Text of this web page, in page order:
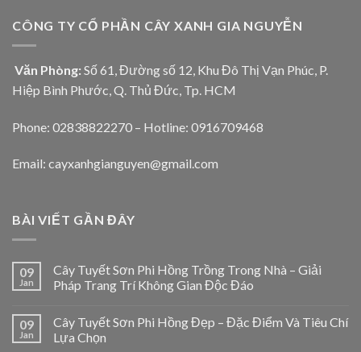
CÔNG TY CỔ PHẦN CÂY XANH GIA NGUYỄN
Văn Phòng: Số 61, Đường số 12, Khu Đô Thị Vạn Phúc, P.
Hiệp Bình Phước, Q. Thủ Đức, Tp. HCM
Phone: 02838822270 – Hotline: 0916709468
Email: cayxanhgianguyen@gmail.com
BÀI VIẾT GẦN ĐÂY
09
Jan
Cây Tuyết Sơn Phi Hồng Trồng Trong Nhà – Giải
Pháp Trang Trí Không Gian Độc Đáo
09
Jan
Cây Tuyết Sơn Phi Hồng Đẹp – Đặc Điểm Và Tiêu Chí
Lựa Chọn